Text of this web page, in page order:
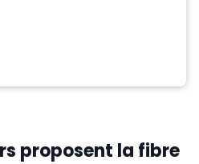
proposent la fibre